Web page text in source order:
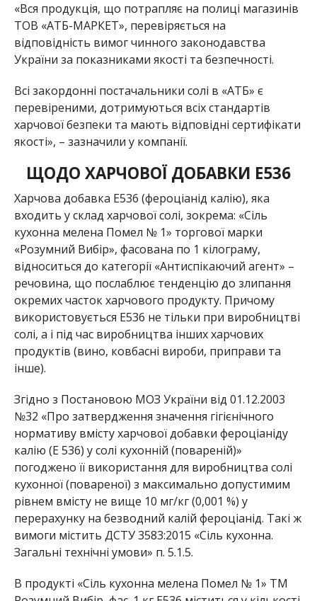
«Вся продукція, що потрапляє на полиці магазинів
ТОВ «АТБ-МАРКЕТ», перевіряється на
відповідність вимог чинного законодавства
України за показниками якості та безпечності.
Всі закордонні постачальники солі в «АТБ» є
перевіреними, дотримуються всіх стандартів
харчової безпеки та мають відповідні сертифікати
якості», – зазначили у компанії.
ЩОДО ХАРЧОВОЇ ДОБАВКИ Е536
Харчова добавка Е536 (фероціанід калію), яка
входить у склад харчової солі, зокрема: «Сіль
кухонна мелена Помел № 1» торгової марки
«Розумний Вибір», фасована по 1 кілограму,
відноситься до категорії «Антиспікаючий агент» –
речовина, що послаблює тенденцію до злипання
окремих часток харчового продукту. Причому
використовується Е536 не тільки при виробництві
солі, а і під час виробництва інших харчових
продуктів (вино, ковбасні вироби, приправи та
інше).
Згідно з Постановою МОЗ України від 01.12.2003
№32 «Про затвердження значення гігієнічного
нормативу вмісту харчової добавки фероціаніду
калію (Е 536) у солі кухонній (повареній)»
погоджено її використання для виробництва солі
кухонної (повареної) з максимально допустимим
рівнем вмісту не вище 10 мг/кг (0,001 %) у
перерахунку на безводний калій фероціанід. Такі ж
вимоги містить ДСТУ 3583:2015 «Сіль кухонна.
Загальні технічні умови» п. 5.1.5.
В продукті «Сіль кухонна мелена Помел № 1» ТМ